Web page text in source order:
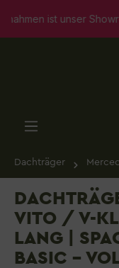
springen
ist unser
Dachträger
VITO / V-
LANG |
BASIC -